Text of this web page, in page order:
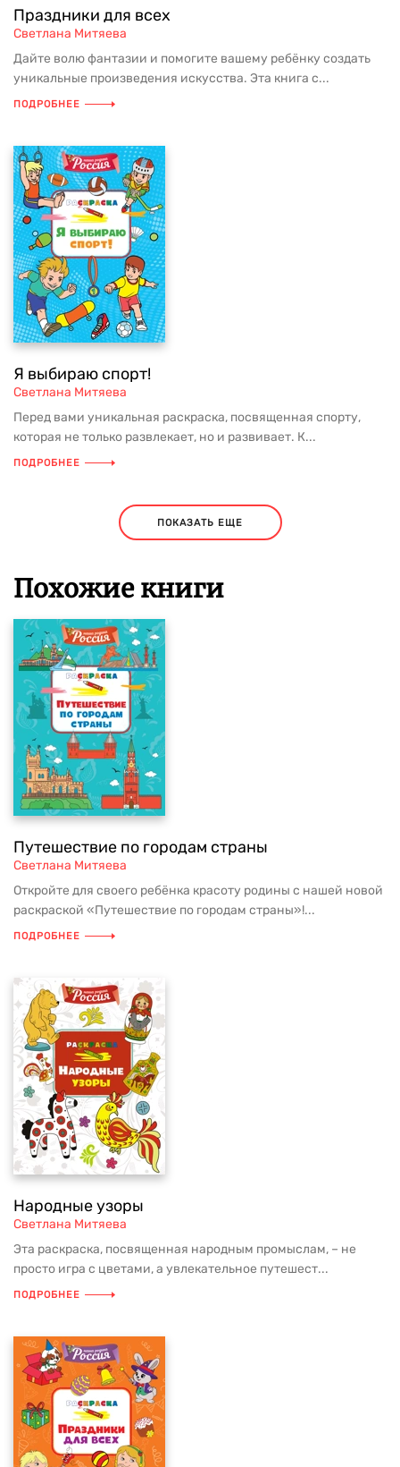
Праздники для всех
Светлана Митяева
Дайте волю фантазии и помогите вашему ребёнку создать
уникальные произведения искусства. Эта книга с...
ПОДРОБНЕЕ
Я выбираю спорт!
Светлана Митяева
Перед вами уникальная раскраска, посвященная спорту,
которая не только развлекает, но и развивает. К...
ПОДРОБНЕЕ
ПОКАЗАТЬ ЕЩЕ
Похожие книги
Путешествие по городам страны
Светлана Митяева
Откройте для своего ребёнка красоту родины с нашей новой
раскраской «Путешествие по городам страны»!...
ПОДРОБНЕЕ
Народные узоры
Светлана Митяева
Эта раскраска, посвященная народным промыслам, – не
просто игра с цветами, а увлекательное путешест...
ПОДРОБНЕЕ